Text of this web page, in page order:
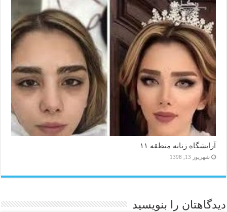
آرایشگاه زنانه منطقه ۱۱
شهریور 13, 1398
دیدگاهتان را بنویسید